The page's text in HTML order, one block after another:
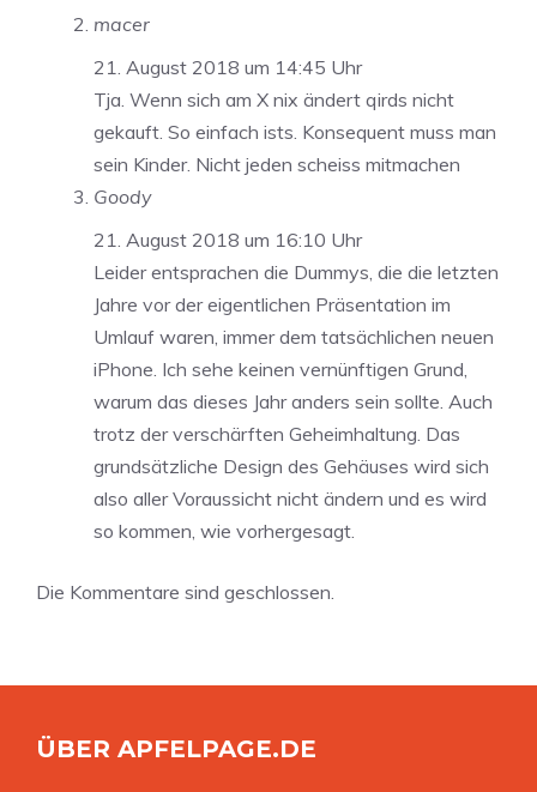
macer
21. August 2018 um 14:45 Uhr
Tja. Wenn sich am X nix ändert qirds nicht
gekauft. So einfach ists. Konsequent muss man
sein Kinder. Nicht jeden scheiss mitmachen
Goody
21. August 2018 um 16:10 Uhr
Leider entsprachen die Dummys, die die letzten
Jahre vor der eigentlichen Präsentation im
Umlauf waren, immer dem tatsächlichen neuen
iPhone. Ich sehe keinen vernünftigen Grund,
warum das dieses Jahr anders sein sollte. Auch
trotz der verschärften Geheimhaltung. Das
grundsätzliche Design des Gehäuses wird sich
also aller Voraussicht nicht ändern und es wird
so kommen, wie vorhergesagt.
Die Kommentare sind geschlossen.
ÜBER APFELPAGE.DE